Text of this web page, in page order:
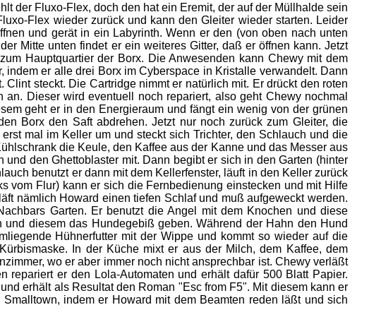
der Fluxo-Flex, doch den hat ein Eremit, der auf der Müllhalde sein
Flex wieder zurück und kann den Gleiter wieder starten. Leider
und gerät in ein Labyrinth. Wenn er den (von oben nach unten
Mitte unten findet er ein weiteres Gitter, daß er öffnen kann. Jetzt
Hauptquartier der Borx. Die Anwesenden kann Chewy mit dem
er alle drei Borx im Cyberspace in Kristalle verwandelt. Dann
steckt. Die Cartridge nimmt er natürlich mit. Er drückt den roten
Dieser wird eventuell noch repariert, also geht Chewy nochmal
geht er in den Energieraum und fängt ein wenig von der grünen
Borx den Saft abdrehen. Jetzt nur noch zurück zum Gleiter, die
mal im Keller um und steckt sich Trichter, den Schlauch und die
die Keule, den Kaffee aus der Kanne und das Messer aus
den Ghettoblaster mit. Dann begibt er sich in den Garten (hinter
benutzt er dann mit dem Kellerfenster, läuft in den Keller zurück
vom Flur) kann er sich die Fernbedienung einstecken und mit Hilfe
nämlich Howard einen tiefen Schlaf und muß aufgeweckt werden.
Garten. Er benutzt die Angel mit dem Knochen und diese
diesem das Hundegebiß geben. Während der Hahn den Hund
Hühnerfutter mit der Wippe und kommt so wieder auf die
In der Küche mixt er aus der Milch, dem Kaffee, dem
wo er aber immer noch nicht ansprechbar ist. Chewy verläßt
er den Lola-Automaten und erhält dafür 500 Blatt Papier.
erhält als Resultat den Roman "Esc from F5". Mit diesem kann er
indem er Howard mit dem Beamten reden läßt und sich